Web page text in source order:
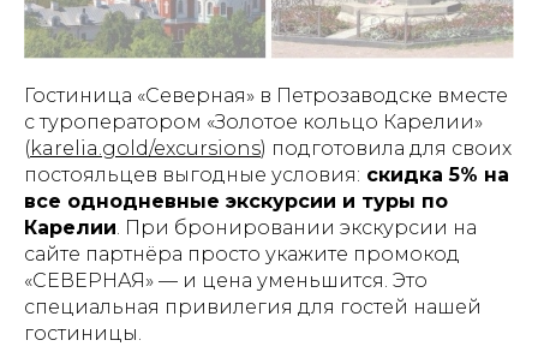
Гостиница «Северная» в Петрозаводске вместе
с туроператором «Золотое кольцо Карелии»
(karelia.gold/excursions) подготовила для своих
постояльцев выгодные условия: скидка 5% на
все однодневные экскурсии и туры по
Карелии . При бронировании экскурсии на
сайте партнёра просто укажите промокод
«СЕВЕРНАЯ» — и цена уменьшится. Это
специальная привилегия для гостей нашей
гостиницы.